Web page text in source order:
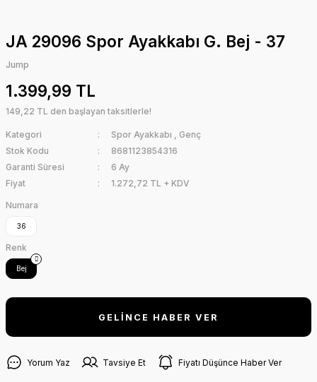
JA 29096 Spor Ayakkabı G. Bej - 37
Jump
1.399,99 TL
149,22 TL den başlayan taksitlerle!
Kategori Spor Ayakkabı , Genç
Stok Kodu
8681123854316
Garanti Süresi
6 Ay
Fiyat
1.272,72 TL + KDV
Numara
36
Renk
Bej
GELİNCE HABER VER
Yorum Yaz Tavsiye Et Fiyatı Düşünce Haber Ver